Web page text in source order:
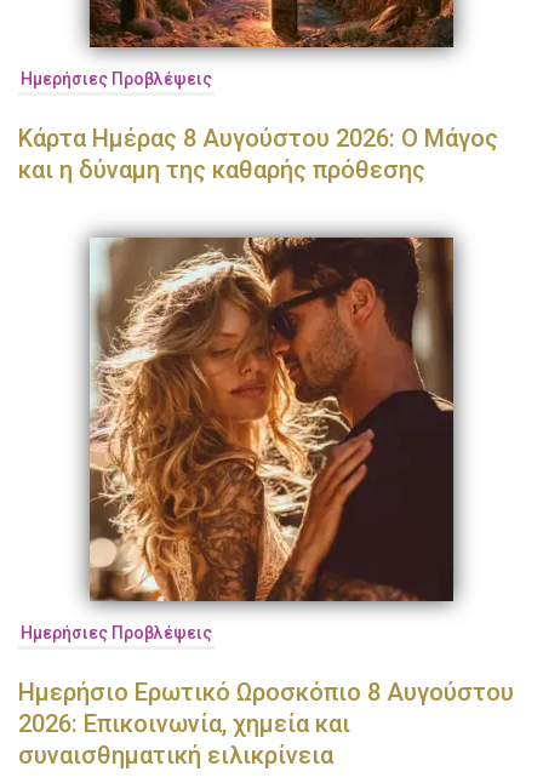
Ημερήσιες Προβλέψεις
Κάρτα Ημέρας 8 Αυγούστου 2026: Ο Μάγος
και η δύναμη της καθαρής πρόθεσης
Ημερήσιες Προβλέψεις
Ημερήσιο Ερωτικό Ωροσκόπιο 8 Αυγούστου
2026: Επικοινωνία, χημεία και
συναισθηματική ειλικρίνεια